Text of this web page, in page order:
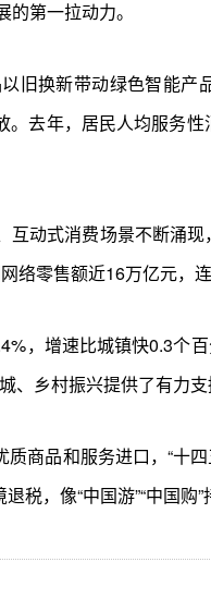
第一拉动力。
旧换新带动绿色智能
去年，居民人均服务
动式消费场景不断涌
络零售额近16万亿元，
，增速比城镇快0.3个
、乡村振兴提供了有力支
商品和服务进口，“十
，像“中国游”“中国购”